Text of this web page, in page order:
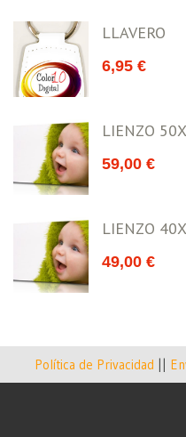
LLAVERO
6,95 €
LIENZO
59,00 €
LIENZO
49,00 €
Política de Privacidad ||